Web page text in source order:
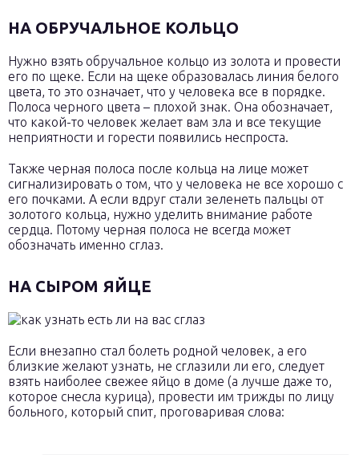
НА ОБРУЧАЛЬНОЕ КОЛЬЦО
Нужно взять обручальное кольцо из золота и провести
его по щеке. Если на щеке образовалась линия белого
цвета, то это означает, что у человека все в порядке.
Полоса черного цвета – плохой знак. Она обозначает,
что какой-то человек желает вам зла и все текущие
неприятности и горести появились неспроста.
Также черная полоса после кольца на лице может
сигнализировать о том, что у человека не все хорошо с
его почками. А если вдруг стали зеленеть пальцы от
золотого кольца, нужно уделить внимание работе
сердца. Потому черная полоса не всегда может
обозначать именно сглаз.
НА СЫРОМ ЯЙЦЕ
Если внезапно стал болеть родной человек, а его
близкие желают узнать, не сглазили ли его, следует
взять наиболее свежее яйцо в доме (а лучше даже то,
которое снесла курица), провести им трижды по лицу
больного, который спит, проговаривая слова: